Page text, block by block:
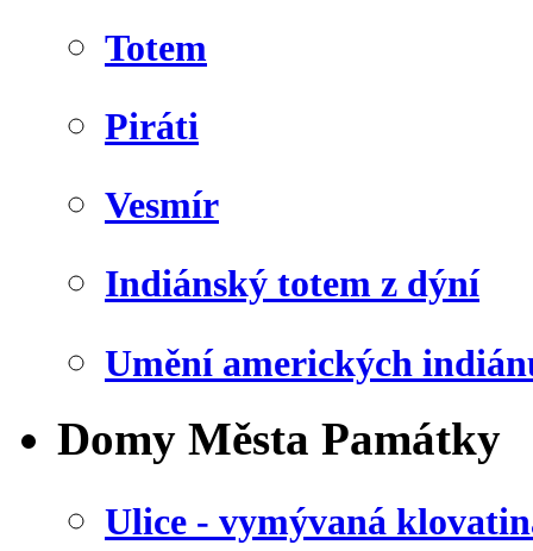
Totem
Piráti
Vesmír
Indiánský totem z dýní
Umění amerických
Domy Města Památky
Ulice - vymývaná